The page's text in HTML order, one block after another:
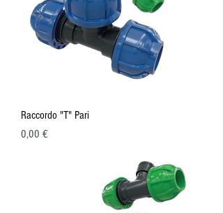
Raccordo "T" Pari
Prezzo
0,00 €